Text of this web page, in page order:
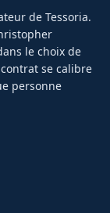
de Tessoria.
le choix de
se calibre
personne